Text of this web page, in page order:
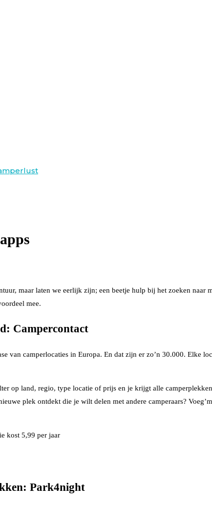
maar laten we eerlijk zijn; een beetje hulp bij het zoeken
mee.
Campercontact
van camperlocaties in Europa. En dat zijn er zo’n 30.000. Elke
op land, regio, type locatie of prijs en je krijgt alle
plek ontdekt die je wilt delen met andere camperaars?
kost 5,99 per jaar
Park4night